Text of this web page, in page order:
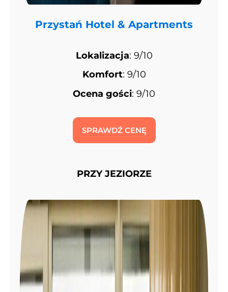
Przystań Hotel & Apartments
Lokalizacja: 9/10
Komfort: 9/10
Ocena gości: 9/10
SPRAWDŹ CENĘ
PRZY JEZIORZE